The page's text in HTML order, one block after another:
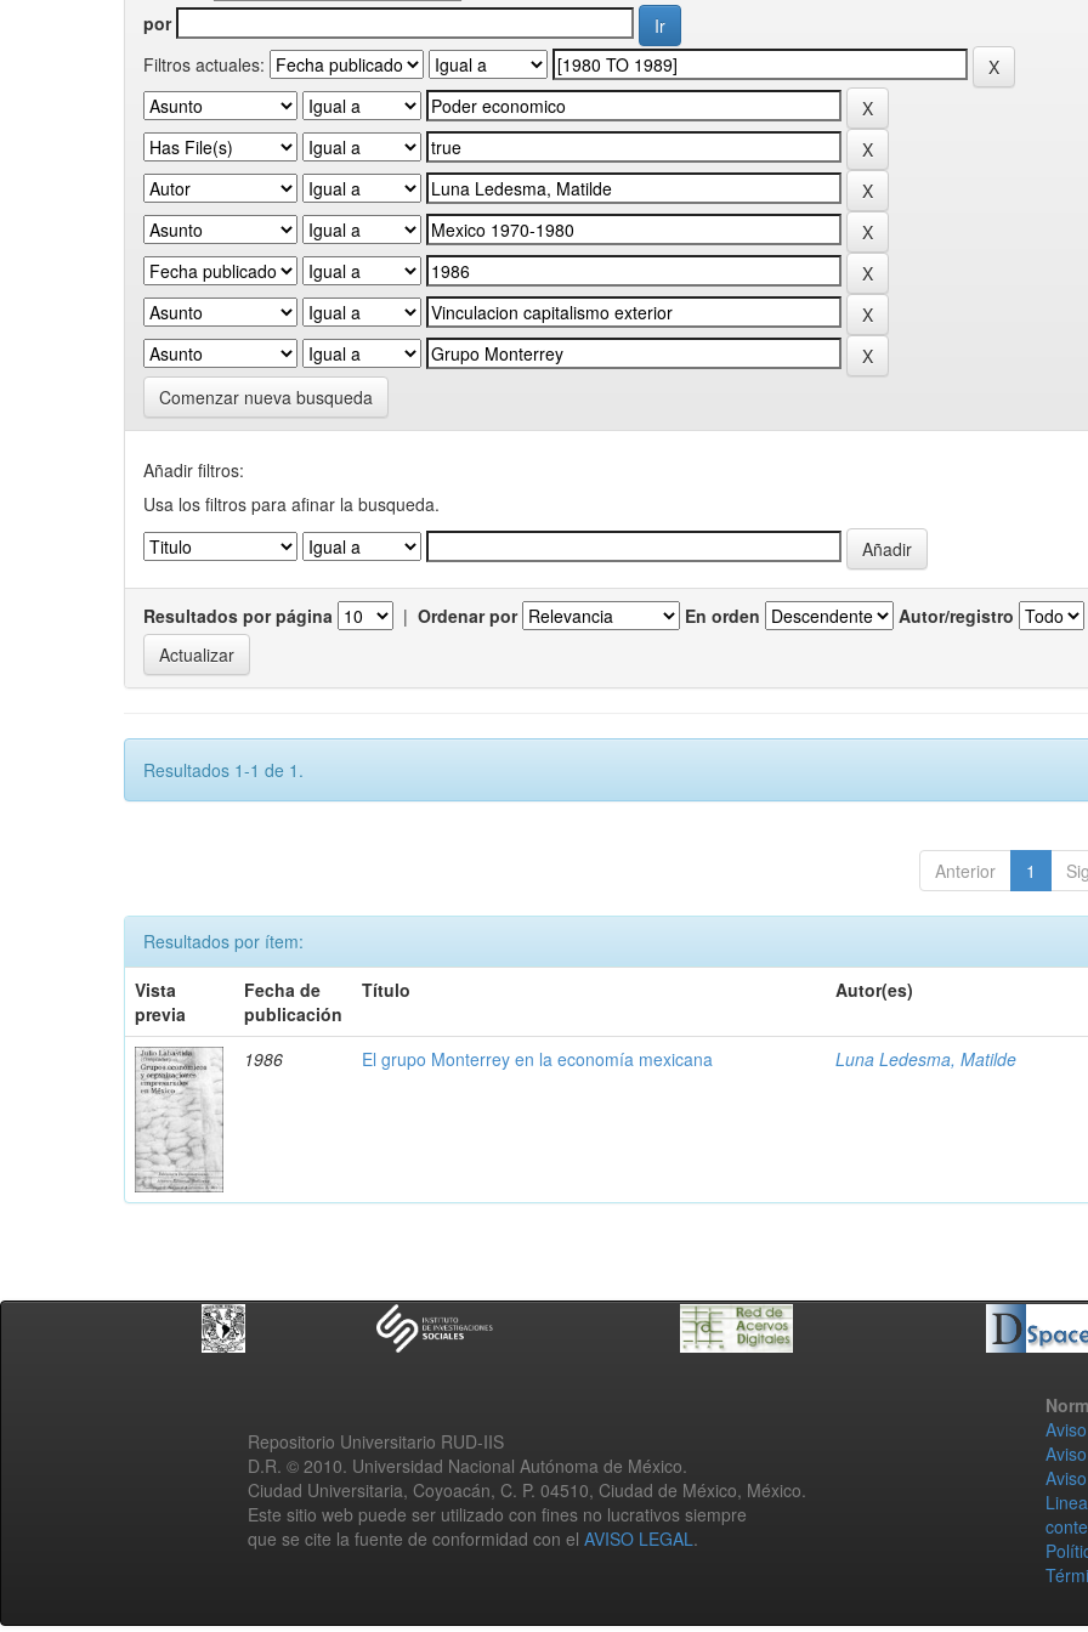
por
Filtros actuales:
Comenzar nueva busqueda
Añadir filtros:
Usa los filtros para afinar la busqueda.
Resultados por página | Ordenar por En orden Autor/registro
Resultados 1-1 de 1.
Anterior 1
Resultados por ítem:
Vista
previa
Fecha de
publicación
Título Autor(es)
1986 El grupo Monterrey en la economía mexicana Luna Ledesma, Matilde
Repositorio Universitario RUD-IIS
D.R. © 2010. Universidad Nacional Autónoma de México.
Ciudad Universitaria, Coyoacán, C. P. 04510, Ciudad de México, México.
Este sitio web puede ser utilizado con fines no lucrativos siempre
que se cite la fuente de conformidad con el AVISO LEGAL.